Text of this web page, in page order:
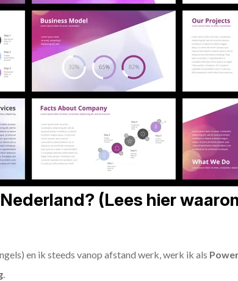
(Lees hier
en ik steeds vanop afstand werk, werk ik als
.